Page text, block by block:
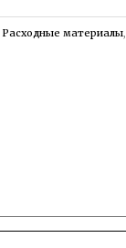
Расходные материалы,